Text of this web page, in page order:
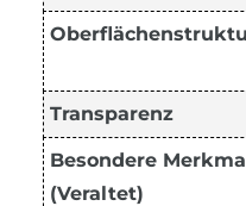
Transparenz
Besondere
(Veraltet)